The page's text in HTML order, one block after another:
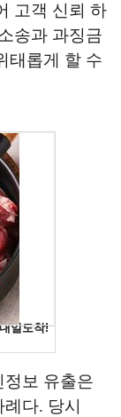
고객 신뢰 하
송과 과징금
태롭게 할 수
보 유출은
다. 당시